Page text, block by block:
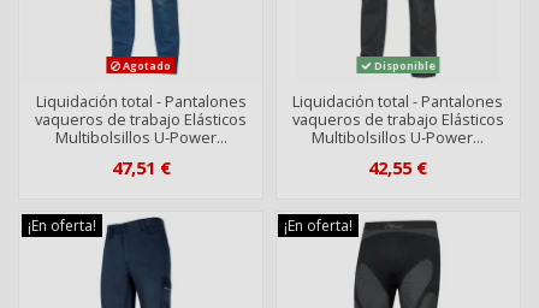
Agotado
Liquidación total - Pantalones
vaqueros de trabajo Elásticos
Multibolsillos U-Power...
47,51 €
Disponible
Liquidación total - Pantalones
vaqueros de trabajo Elásticos
Multibolsillos U-Power...
42,55 €
¡En oferta! ¡En oferta!